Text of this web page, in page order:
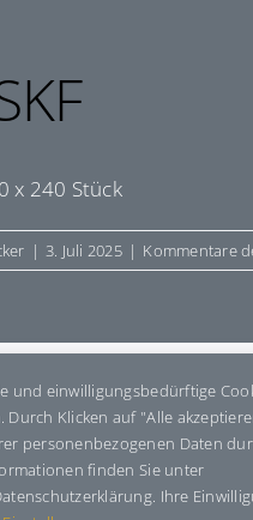
x 240 Stück
| 3. Juli 2025 | Kommentare
Choose Your
und einwilligungsbedürftige
Klicken auf "Alle
personenbezogenen Daten
finden Sie unter
Ihre